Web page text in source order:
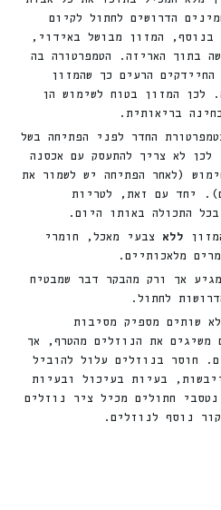
הדרושים לחתול לקיום
בנוסף, המזון מבושל באידוי,
בתוך האריזה. הטמפרטורה בה
הרעים כך שהמזון
לכן המזון בטוח לשימוש הן
בריאותית.
החדר לפני הפתיחה בשל
לכן לא צריך להתעסק עם אכסנה
(לאחר הפתיחה יש לשמור את
עד 3 ימים). יחד עם זאת, לטריות
התכולה באותו היום.
ללא צבעי מאכל, חומרי
מלאכותיים.
אך ורק מהבקר דבר שמבטיח
לחתול.
שותים מספיק מסיבות
משיגים את הנוזלים מהטרף, אך
חוסר בנוזלים עלול להוביל
בעיות בעיכול ובעיות
חתולים מכיל ציר נוזלים
נוסף לנוזלים.